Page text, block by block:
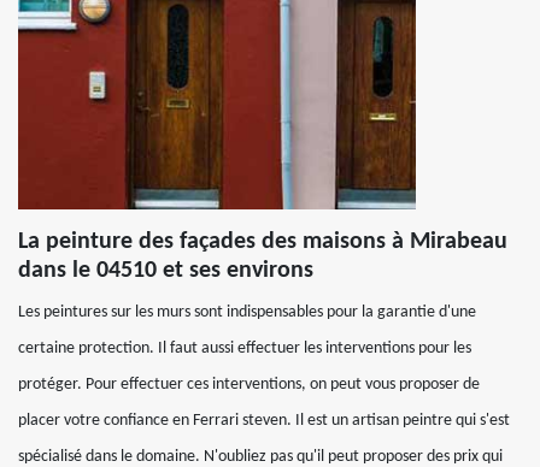
La peinture des façades des maisons à Mirabeau
dans le 04510 et ses environs
Les peintures sur les murs sont indispensables pour la garantie d'une
certaine protection. Il faut aussi effectuer les interventions pour les
protéger. Pour effectuer ces interventions, on peut vous proposer de
placer votre confiance en Ferrari steven. Il est un artisan peintre qui s'est
spécialisé dans le domaine. N'oubliez pas qu'il peut proposer des prix qui